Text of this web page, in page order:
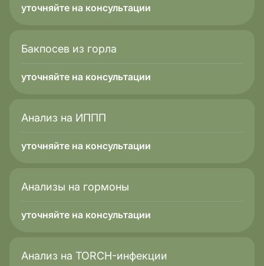
уточняйте на консультации
Бакпосев из горла
уточняйте на консультации
Анализ на ИППП
уточняйте на консультации
Анализы на гормоны
уточняйте на консультации
Анализ на TORCH-инфекции